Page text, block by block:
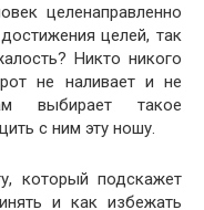
целенаправленно
целей, так
Никто никого
не наливает и не
выбирает такое
с ним эту ношу.
который подскажет
и как избежать